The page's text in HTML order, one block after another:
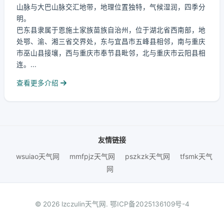
山脉与大巴山脉交汇地带，地理位置独特，气候湿润，四季分
明。
巴东县隶属于恩施土家族苗族自治州，位于湖北省西南部，地
处鄂、渝、湘三省交界处，东与宜昌市五峰县相邻，南与重庆
市巫山县接壤，西与重庆市奉节县毗邻，北与重庆市云阳县相
连。...
查看更多介绍
友情链接
wsuiao天气网
mmfpjz天气网 pszkzk天气网
tfsmk天气
网
© 2026 lzczulin天气网. 鄂ICP备2025136109号-4